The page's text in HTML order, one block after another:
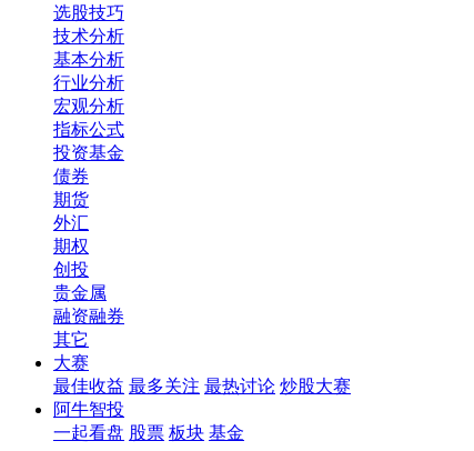
选股技巧
技术分析
基本分析
行业分析
宏观分析
指标公式
投资基金
债券
期货
外汇
期权
创投
贵金属
融资融券
其它
大赛
最佳收益 最多关注 最热讨论 炒股大赛
阿牛智投
一起看盘 股票 板块 基金